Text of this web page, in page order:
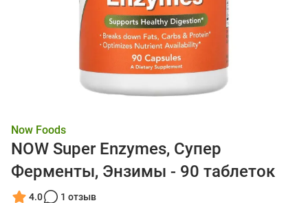
Now Foods
NOW Super Enzymes, Супер
Ферменты, Энзимы - 90 таблеток
4.0 1 отзыв